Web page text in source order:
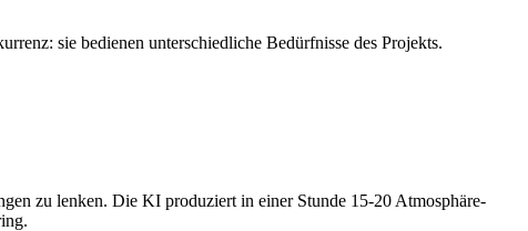
sie bedienen unterschiedliche Bedürfnisse des Projekts.
zu lenken. Die KI produziert in einer Stunde 15-20 Atmosphäre-